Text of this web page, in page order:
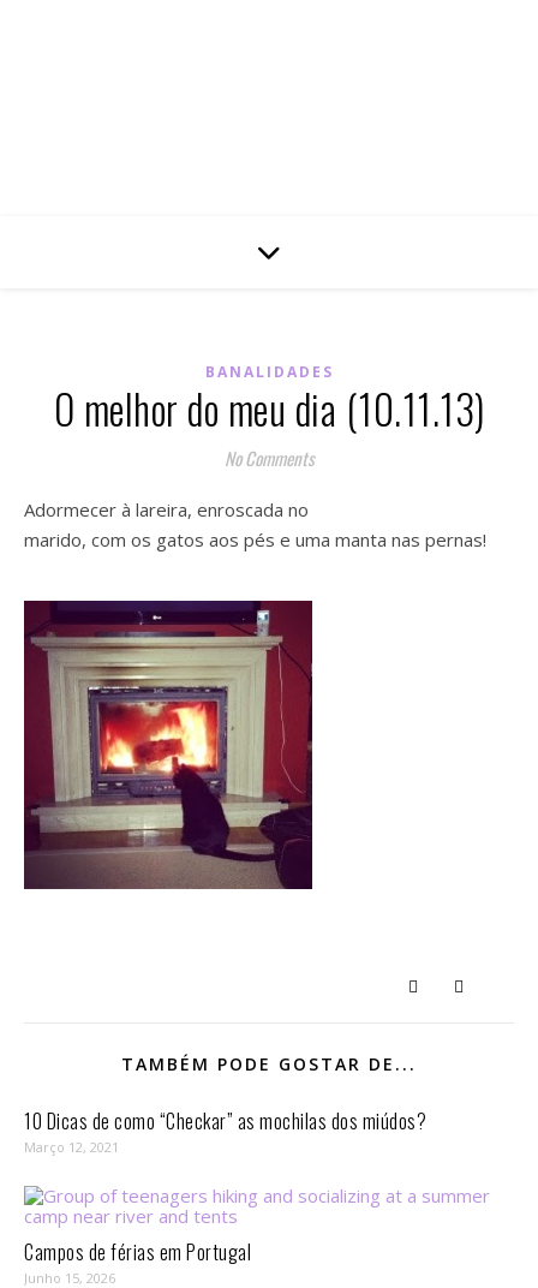
BANALIDADES
O melhor do meu dia (10.11.13)
No Comments
Adormecer à lareira, enroscada no
marido, com os gatos aos pés e uma manta nas pernas!
TAMBÉM PODE GOSTAR DE...
10 Dicas de como “Checkar” as mochilas dos miúdos?
Março 12, 2021
Campos de férias em Portugal
Junho 15, 2026